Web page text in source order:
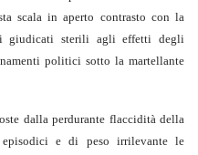
scala in aperto contrasto con la
giudicati sterili agli effetti degli
politici sotto la martellante
dalla perdurante flaccidità della
e di peso irrilevante le